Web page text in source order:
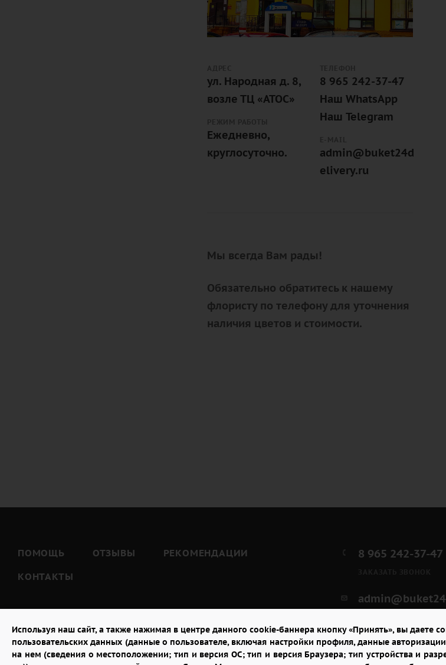
Используя наш сайт, а также нажимая в центре данного cookie-баннера кнопку «Принять», вы даете
пользовательских данных (данные о пользователе, включая настройки профиля, данные
на нем (сведения о местоположении; тип и версия ОС; тип и версия Браузера; тип устройства и
ул. Народная д. 8,
возле ТЦ «АТОС»
Ежедневно,
круглосуточно.
8 965 242-37-47
Наш WhatsApp
Наш Telegram
admin@buket24d
elivery.ru
Мы всегда Вам рады!
Обязательно обратитесь к нашему
флористу по телефону для уточнения
наличия цветов и стоимости.
ПОМОЩЬ ОТЗЫВЫ
РЕКОМЕНДАЦИИ
КОНТАКТЫ
8 965 242-37-47
ул. Народная д.
возле ТЦ «АТОС»